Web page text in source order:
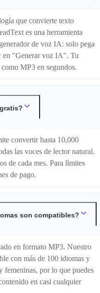
que convierte texto
es una herramienta
de voz IA: solo pega
en "Generar voz IA". Tu
MP3 en segundos.
convertir hasta 10,000
las voces de lector natural.
de cada mes. Para límites
de pago.
son compatibles?
en formato MP3. Nuestro
con más de 100 idiomas y
femeninas, por lo que puedes
en casi cualquier